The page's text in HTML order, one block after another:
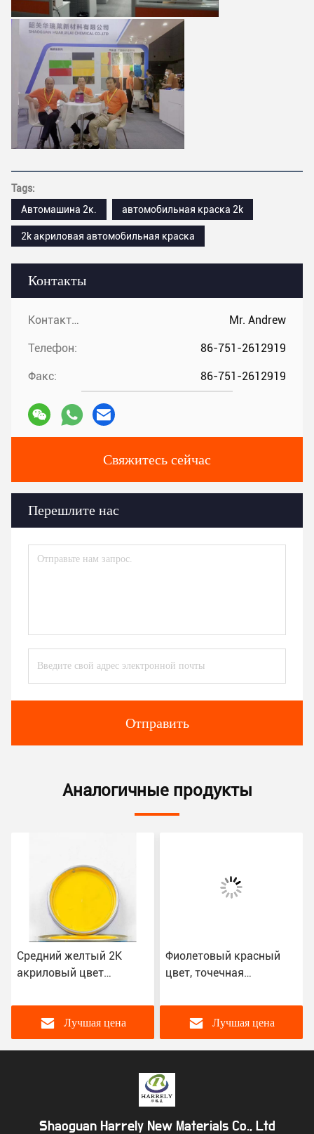
Контакты
Контакты: Mr. Andrew
Телефон: 86-751-2612919
Факс: 86-751-2612919
Свяжитесь сейчас
Перешлите нас
Отправить
Tags:
Автомашина 2к.
автомобильная краска 2k
2k акриловая автомобильная краска
Аналогичные продукты
Средний желтый 2K
акриловый цвет
магазин Спрей
автомобильной краски
Лучшая цена
Фиолетовый красный
цвет, точечная
OEM 2K металлическая
автомобильная краска
лака
Лучшая цена
Shaoguan Harrely New Materials Co., Ltd